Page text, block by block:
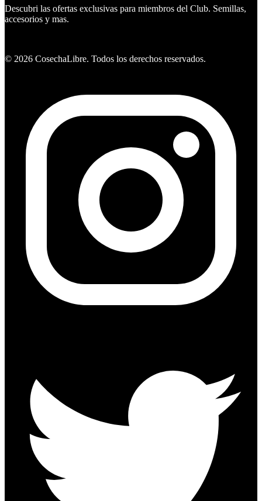
Descubri las ofertas exclusivas para miembros del Club. Semillas,
accesorios y mas.
© 2026 CosechaLibre. Todos los derechos reservados.